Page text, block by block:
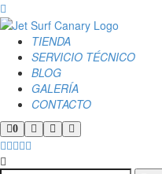
TIENDA
SERVICIO TÉCNICO
BLOG
GALERÍA
CONTACTO
0